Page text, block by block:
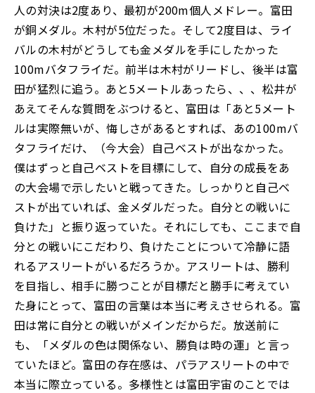
人の対決は2度あり、最初が200m個人メドレー。富田
が銅メダル。木村が5位だった。そして2度目は、ライ
バルの木村がどうしても金メダルを手にしたかった
100mバタフライだ。前半は木村がリードし、後半は富
田が猛烈に追う。あと5メートルあったら、、、松井が
あえてそんな質問をぶつけると、富田は「あと5メート
ルは実際無いが、悔しさがあるとすれば、あの100mバ
タフライだけ、（今大会）自己ベストが出なかった。
僕はずっと自己ベストを目標にして、自分の成長をあ
の大会場で示したいと戦ってきた。しっかりと自己ベ
ストが出ていれば、金メダルだった。自分との戦いに
負けた」と振り返っていた。それにしても、ここまで自
分との戦いにこだわり、負けたことについて冷静に語
れるアスリートがいるだろうか。アスリートは、勝利
を目指し、相手に勝つことが目標だと勝手に考えてい
た身にとって、富田の言葉は本当に考えさせられる。富
田は常に自分との戦いがメインだからだ。放送前に
も、「メダルの色は関係ない、勝負は時の運」と言っ
ていたほど。富田の存在感は、パラアスリートの中で
本当に際立っている。多様性とは富田宇宙のことでは